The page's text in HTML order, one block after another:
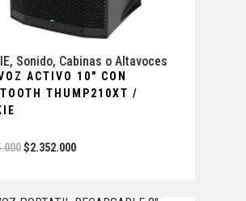
, Sonido, Cabinas o Altavoces
ACTIVO 10″ CON
THUMP210XT /
$2.352.000